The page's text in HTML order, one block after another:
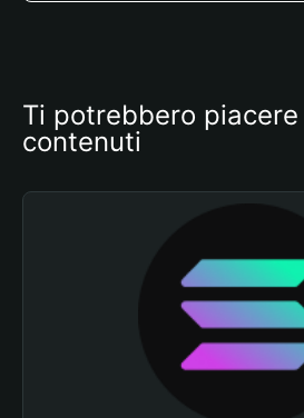
Ti potrebbero
contenuti